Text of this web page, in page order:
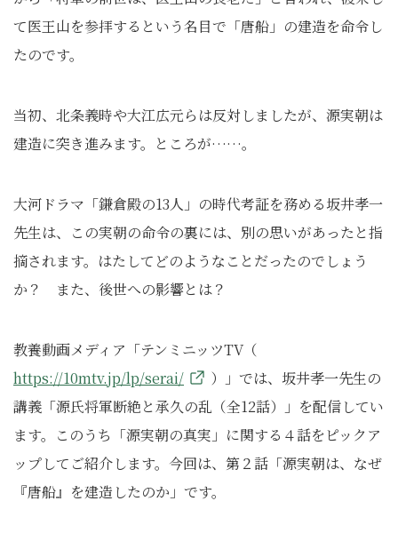
て医王山を参拝するという名目で「唐船」の建造を命令し
たのです。
当初、北条義時や大江広元らは反対しましたが、源実朝は
建造に突き進みます。ところが……。
大河ドラマ「鎌倉殿の13人」の時代考証を務める坂井孝一
先生は、この実朝の命令の裏には、別の思いがあったと指
摘されます。はたしてどのようなことだったのでしょう
か？ また、後世への影響とは？
教養動画メディア「テンミニッツTV（
https://10mtv.jp/lp/serai/
）」では、坂井孝一先生の
講義「源氏将軍断絶と承久の乱（全12話）」を配信してい
ます。このうち「源実朝の真実」に関する４話をピックア
ップしてご紹介します。今回は、第２話「源実朝は、なぜ
『唐船』を建造したのか」です。